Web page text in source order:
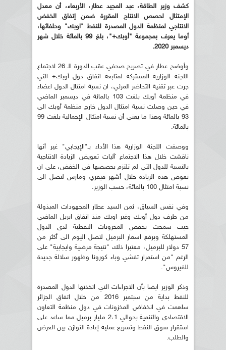
كشف وزير الطاقة، عبد المجيد عطار، الأربعاء، أن معدل
الإمتثال لحصص الانتاج المقررة ضمن إتفاق الخفض
الانتاجي لمنظمة الدول المصدرة للنفط "اوبك" وحلفائها،
أوما يعرف بمجموعة "أوبك+"، بلغ 99 بالمائة خلال شهر
ديسمبر 2020.
وأوضح عطار في تصريح صحفي عقب الدورة الـ 26 لاجتماع
اللجنة الوزارية المشتركة لمتابعة اتفاق دول أوبك+ التي
جرت عبر تقنية التحاضر المرئي، ان نسبة امتثال الدول اعضاء
في منظمة أوبك بلغت 103 بالمائة في ديسمبر الماضي
في حين وصلت نسبة امتثال الدول خارج منظمة أوبك الى
93 بالمائة وهذا ما يعني أن نسبة امتثال الإجمالية بلغت 99
بالمائة.
ووصفت اللجنة الوزارية هذا الأداء بـ"الإيجابي" غير أنها
ناقشت خلال هذا الاجتماع آليات تعويض الزيادة الانتاجية
بالنسبة للدول التي لم تلتزم بحصصها في الخفض، على ان
تعوض هذه الزيادة خلال أشهر فيفري ومارس لتصل الى
نسبة امتثال 100 بالمائة، حسب الوزير.
وفي نفس السياق، ثمن السيد عطار المجهودات المبذولة
من طرف دول أوبك وغير اوبك منذ اتفاق ابريل الماضي
حيث سمحت بخفض المخزونات النفطية لدى الدول
المستهلكة وبرفع اسعار البرميل لتصل اليوم الى أكثر من
57 دولار للبرميل، معتبرا ذلك "نتيجة مرضية وايجابية" على
الرغم "من استمرار تفشي وباء كورونا وظهور سلالة جديدة
للفيروس".
وذكر الوزير ايضا بأن الاجراءات التي اتخذتها الدول المصدرة
للنفط بداية من سبتمبر 2016 من خلال اتفاق الجزائر
ساهمت في انخفاض المخزونات في دول منظمة التعاون
الاقتصادي والتنمية بحوالي 2،1 مليار برميل مما ساعد على
استقرار سوق النفط وتسريع عملية إعادة التوازن بين العرض
والطلب.